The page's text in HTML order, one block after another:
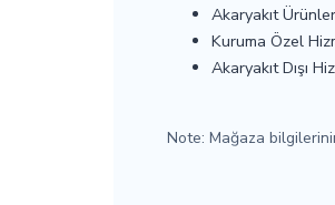
Akaryakıt
Kuruma Özel
Akaryakıt Dışı
Note: Mağaza